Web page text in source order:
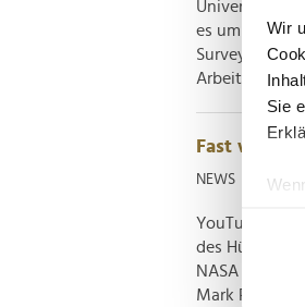
Wir
Sie
Universum ist
es um
Survey 2024
Arbeitgeber
Fast wie
NEWS |
YouTube-
des
NASA sorgt
Mark Rober